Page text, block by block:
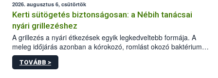
2026. augusztus 6, csütörtök
Kerti sütögetés biztonságosan: a Nébih tanácsai
nyári grillezéshez
A grillezés a nyári étkezések egyik legkedveltebb formája. A
meleg időjárás azonban a kórokozó, romlást okozó baktériumok
gyorsabb szaporodásának is kedvez. A szabadtéri sütögetés
ezért nem csupán a megfelelő sütési technikáról szól: legalább
TOVÁBB >